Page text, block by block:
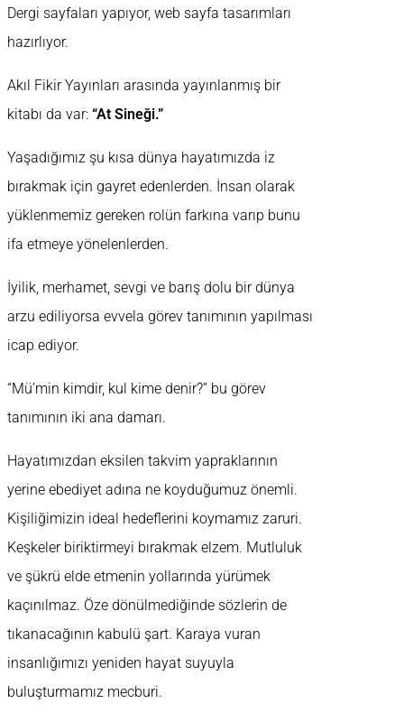
Dergi sayfaları yapıyor, web sayfa tasarımları
hazırlıyor.
Akıl Fikir Yayınları arasında yayınlanmış bir
kitabı da var: “At Sineği.”
Yaşadığımız şu kısa dünya hayatımızda iz
bırakmak için gayret edenlerden. İnsan olarak
yüklenmemiz gereken rolün farkına varıp bunu
ifa etmeye yönelenlerden.
İyilik, merhamet, sevgi ve barış dolu bir dünya
arzu ediliyorsa evvela görev tanımının yapılması
icap ediyor.
“Mü’min kimdir, kul kime denir?” bu görev
tanımının iki ana damarı.
Hayatımızdan eksilen takvim yapraklarının
yerine ebediyet adına ne koyduğumuz önemli.
Kişiliğimizin ideal hedeflerini koymamız zaruri.
Keşkeler biriktirmeyi bırakmak elzem. Mutluluk
ve şükrü elde etmenin yollarında yürümek
kaçınılmaz. Öze dönülmediğinde sözlerin de
tıkanacağının kabulü şart. Karaya vuran
insanlığımızı yeniden hayat suyuyla
buluşturmamız mecburi.